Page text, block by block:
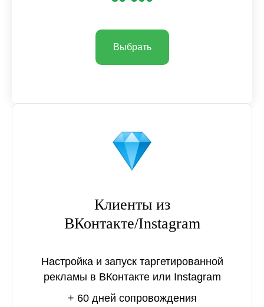
Выбрать
Клиенты из
ВКонтакте/Instagram
Настройка и запуск таргетированной
рекламы в ВКонтакте или Instagram
+ 60 дней сопровождения